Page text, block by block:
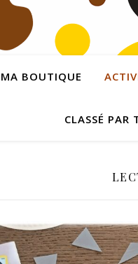
MA BOUTIQUE
CLASSÉ PAR